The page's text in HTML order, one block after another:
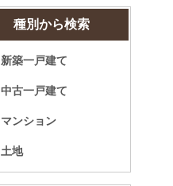
種別から検索
新築一戸建て
中古一戸建て
マンション
土地